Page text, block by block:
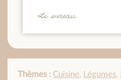
Thèmes : Cuisine, Légumes,